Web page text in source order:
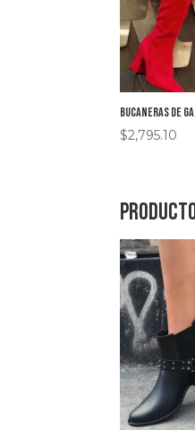
Bucaneras de
$2,795.10